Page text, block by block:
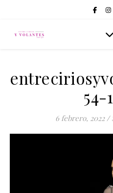
54-
6 febrero, 2022 /